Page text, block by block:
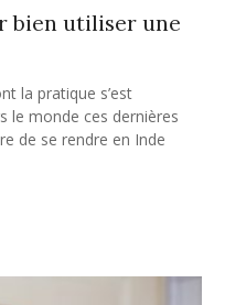
bien utiliser une
la pratique s’est
le monde ces dernières
de se rendre en Inde